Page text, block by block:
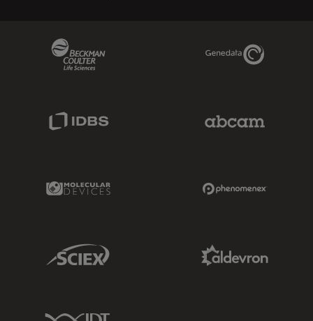
Genedata Link
Molecular Devices Link
Sciex Link
IDT Link